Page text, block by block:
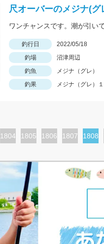
尺オーバーのメジナ(グ
ワンチャンスです。潮が引い
釣行日 2022/05/18
釣場
沼津周辺
釣魚
メジナ（グレ）
釣果
メジナ（グレ）１
ペ
1804
ペ
ジ
1805
ペ
1806
ペ
1807
カ
ト
ジ
1808